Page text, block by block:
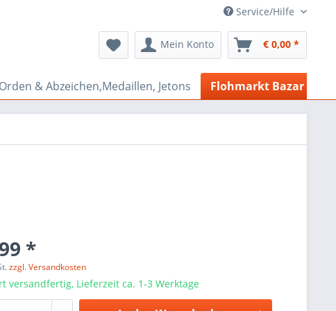
Service/Hilfe
Mein Konto € 0,00 *
Orden & Abzeichen,Medaillen, Jetons Flohmarkt Bazar
*
zzgl. Versandkosten
versandfertig, Lieferzeit ca. 1-3 Werktage